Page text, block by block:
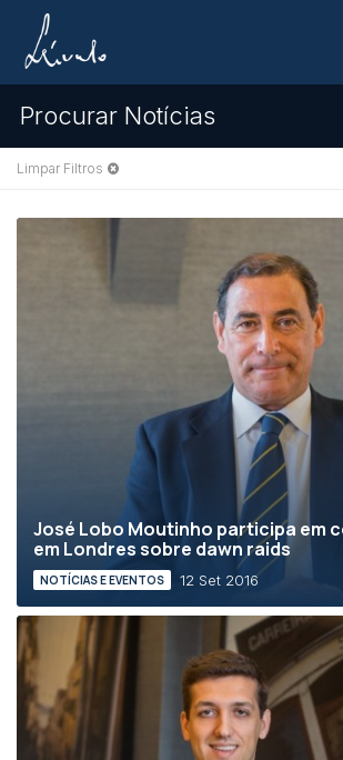
Procurar Notícias
Limpar Filtros
José Lobo Moutinho participa em
em Londres sobre dawn raids
NOTÍCIAS E EVENTOS 12 Set 2016